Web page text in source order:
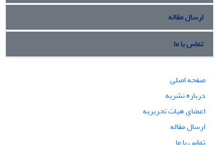
ارسال مقاله
تماس با ما
صفحه اصلی
درباره نشریه
اعضای هیات تحریریه
ارسال مقاله
تماس با ما